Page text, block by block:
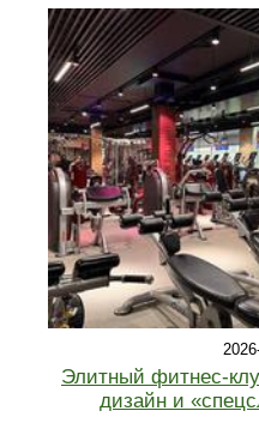
Элитный
дизайн и